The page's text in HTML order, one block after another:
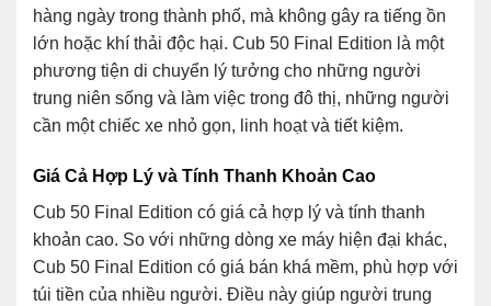
hàng ngày trong thành phố, mà không gây ra tiếng ồn
lớn hoặc khí thải độc hại. Cub 50 Final Edition là một
phương tiện di chuyển lý tưởng cho những người
trung niên sống và làm việc trong đô thị, những người
cần một chiếc xe nhỏ gọn, linh hoạt và tiết kiệm.
Giá Cả Hợp Lý và Tính Thanh Khoản Cao
Cub 50 Final Edition có giá cả hợp lý và tính thanh
khoản cao. So với những dòng xe máy hiện đại khác,
Cub 50 Final Edition có giá bán khá mềm, phù hợp với
túi tiền của nhiều người. Điều này giúp người trung